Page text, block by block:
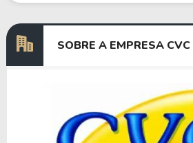
SOBRE A EMPRESA